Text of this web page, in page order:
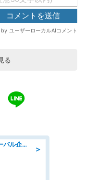
る
＞
09月開始/「土日祝休み」グローバル企業での産業保健のお仕事/保健師/高時給/残業なし/服装自由